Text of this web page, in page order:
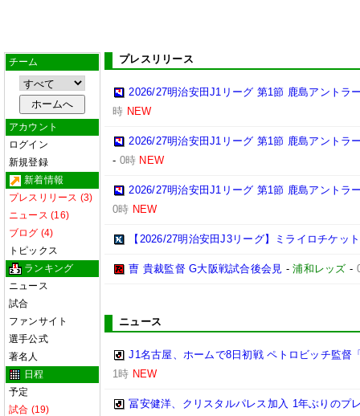
チーム
アカウント
ログイン
新規登録
新着情報
プレスリリース (3)
ニュース (16)
ブログ (4)
トピックス
ランキング
ニュース
試合
ファンサイト
選手公式
著名人
日程
予定
試合 (19)
プレスリリース
2026/27明治安田J1リーグ 第1節 鹿島アントラ
時 NEW
2026/27明治安田J1リーグ 第1節 鹿島アントラ
- 0時 NEW
2026/27明治安田J1リーグ 第1節 鹿島アントラ
0時 NEW
【2026/27明治安田J3リーグ】ミライロチケッ
曺 貴裁監督 G大阪戦試合後会見 -浦和レッズ -
ニュース
J1名古屋、ホームで8日初戦 ペトロビッチ監督
1時 NEW
冨安健洋、クリスタルパレス加入 1年ぶりのプ